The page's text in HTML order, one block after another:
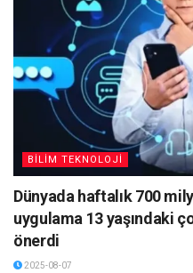
BİLİM TEKNOLOJİ
Dünyada haftalık 700
uygulama 13 yaşındaki
önerdi
2025-08-07